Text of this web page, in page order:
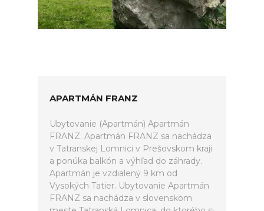
APARTMÁN FRANZ
Ubytovanie (Apartmán) Apartmán
FRANZ. Apartmán FRANZ sa nachádza
v Tatranskej Lomnici v Prešovskom kraji
a ponúka balkón a výhľad do záhrady.
Apartmán je vzdialený 9 km od
Vysokých Tatier. Ubytovanie Apartmán
FRANZ sa nachádza v slovenskom